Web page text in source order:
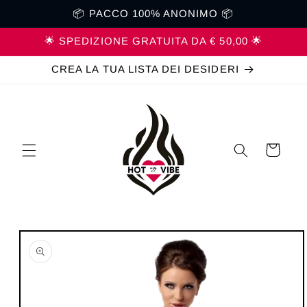
direttamente
ai contenuti
📦 PACCO 100% ANONIMO 📦
🌟 SPEDIZIONE GRATUITA DA € 50,00 🌟
CREA LA TUA LISTA DEI DESIDERI
Carrello
Passa alle
informazioni
sul prodotto